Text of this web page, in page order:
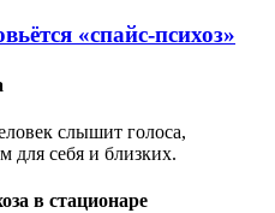
«спайс-психоз»
слышит голоса,
для себя и близких.
в стационаре